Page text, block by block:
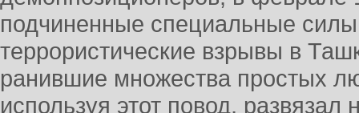
подчиненные специальные
террористические взрывы в
ранившие множества простых
используя этот повод, развязал